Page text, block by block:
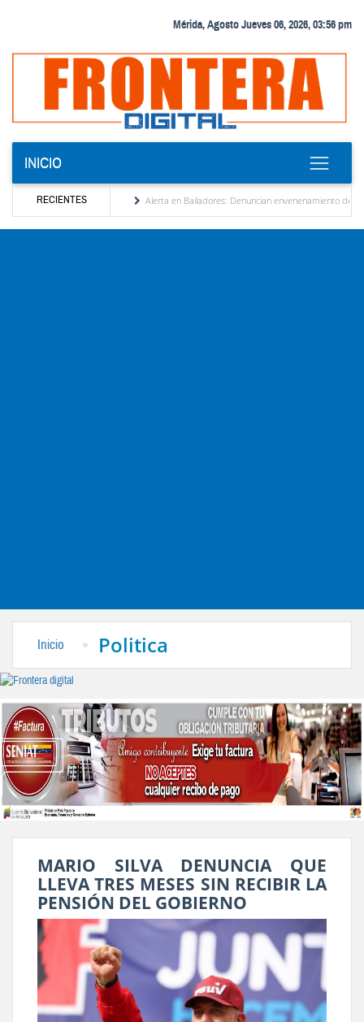
Mérida, Agosto Jueves 06, 2026, 03:56 pm
INICIO
RECIENTES
de Venezuela
Alerta en Bailadores: Denuncian envenenamiento de siete
Inicio Politica
MARIO SILVA DENUNCIA QUE
LLEVA TRES MESES SIN RECIBIR LA
PENSIÓN DEL GOBIERNO